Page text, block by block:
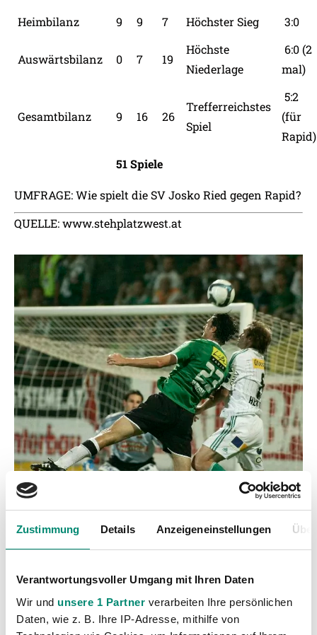
Zustimmung Details Anzeigeneinstellungen
Verantwortungsvoller Umgang mit Ihren Daten
Wir und unsere 1 Partner verarbeiten Ihre persönlichen
Daten, wie z. B. Ihre IP-Adresse, mithilfe von
Heimbilanz
9 9 7 Höchster Sieg 3:0
Auswärtsbilanz 0 7 19
Höchste
Niederlage
6:0 (2
mal)
Gesamtbilanz 9 16 26
Trefferreichstes
Spiel
5:2
(für
Rapid)
51 Spiele
UMFRAGE:Wie spielt die SV Josko Ried gegen Rapid?
QUELLE:www.stehplatzwest.at
Kategorien
Allgemeine News
Damen
(6)
Junge Wikinger Ried